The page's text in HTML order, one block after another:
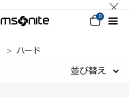
0
ハード
並び替え